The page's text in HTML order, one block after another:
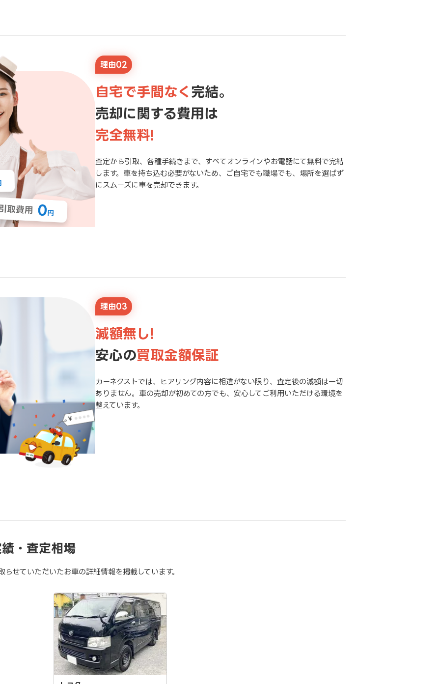
理由02
自宅で手間なく 完結。
売却に関する費用は
完全無料!
査定から引取、各種手続きまで、すべてオンラインやお電話にて無料で完結
します。車を持ち込む必要がないため、ご自宅でも職場でも、場所を選ばず
にスムーズに車を売却できます。
理由03
減額無し!
安心の買取金額保証
カーネクストでは、ヒアリング内容に相違がない限り、査定後の減額は一切
ありません。車の売却が初めての方でも、安心してご利用いただける環境を
整えています。
・査定相場
せていただいたお車の詳細情報を掲載しています。